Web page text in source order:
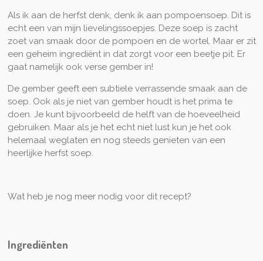
Als ik aan de herfst denk, denk ik aan pompoensoep. Dit is
echt een van mijn lievelingssoepjes. Deze soep is zacht
zoet van smaak door de pompoen en de wortel. Maar er zit
een geheim ingrediënt in dat zorgt voor een beetje pit. Er
gaat namelijk ook verse gember in!
De gember geeft een subtiele verrassende smaak aan de
soep. Ook als je niet van gember houdt is het prima te
doen. Je kunt bijvoorbeeld de helft van de hoeveelheid
gebruiken. Maar als je het echt niet lust kun je het ook
helemaal weglaten en nog steeds genieten van een
heerlijke herfst soep.
Wat heb je nog meer nodig voor dit recept?
Ingrediënten